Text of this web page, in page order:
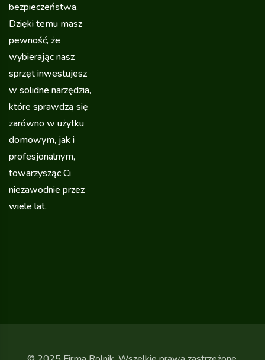
bezpieczeństwa.
Dzięki temu masz
pewność, że
wybierając nasz
sprzęt inwestujesz
w solidne narzędzia,
które sprawdzą się
zarówno w użytku
domowym, jak i
profesjonalnym,
towarzysząc Ci
niezawodnie przez
wiele lat.